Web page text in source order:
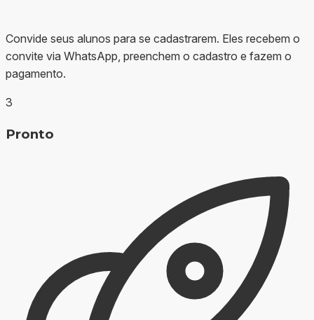
Convide seus alunos para se cadastrarem. Eles recebem o
convite via WhatsApp, preenchem o cadastro e fazem o
pagamento.
3
Pronto